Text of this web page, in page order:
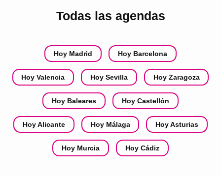
Todas las agendas
Hoy Madrid Hoy Barcelona
Hoy Valencia Hoy Sevilla Hoy Zaragoza
Hoy Baleares Hoy Castellón
Hoy Alicante Hoy Málaga Hoy Asturias
Hoy Murcia Hoy Cádiz